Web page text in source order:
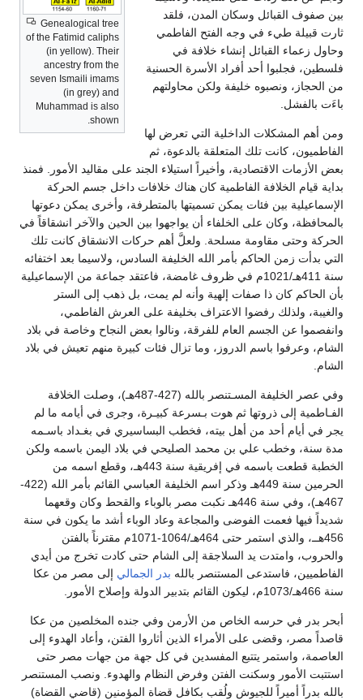
Genealogical tree
of the Fatimid caliphs
(in yellow). Their
ancestry from the
seven Ismaili imams
(in grey) and
Muhammad is also
shown.
بين صفوف القبائل وسكان المدن، فلقد
ثارت قبيلة طيء في وجه الفتح الفاطمي
وحاول زعماء القبائل إنشاء خلافة في
فلسطين، فجلبوا أحد أفراد الأسرة الحسنية
من الحجاز، ونصبوه خليفة ولكن محاولتهم
باءَت بالفشل.
ومن أهم المشكلات الداخلية التي تعرض لها
الفاطميون، كانت تلك المتعلقة بالدعوة، ثم
بعض الأزمات الاقتصادية، وأخيراً استيلاء الجند على مقاليد الأمور. فمنذ
بداية قيام الخلافة الفاطمية كان هناك خلافات داخل جسم الحركة
الإسماعيلية بين فئات يمكن تسميتها بالمتطرفة، وأخرى يمكن دعوتها
بالمحافظة، وكان على الخلفاء أن يواجهوا بين الحين والآخر انشقاقاً في
الحركة وحتى مقاومة مسلحة. ولعلَّ أهم حركات الانشقاق كانت تلك
التي بدأت زمن الحاكم بأمر الله الخليفة السادس، ولاسيما بعد اختفائه
سنة 411هـ/1021م في ظروف غامضة، فاعتقد جماعة من الإسماعيلية
بأن الحاكم كان ذا صفات إلهية وأنه لم يمت، بل ذهب إلى الستر
والغيبة، ولذلك رفضوا الاعتراف بخليفة على العرش الفاطمي،
وانفصموا عن الجسم العام للفرقة، ونالوا بعض النجاح وخاصة في بلاد
الشام، وعرفوا باسم الدروز، وما تزال فئات كبيرة منهم تعيش في بلاد
الشام.
وفي عصر الخليفة المسـتنصر بالله (427-487هـ)، وصلت الخلافة
الفـاطمية إلى ذروتها ثم هوت بـسرعة كبيـرة، وجرى في أيامه ما لم
يجر في أيام أحد من أهل بيته، فخطب البساسيري في بغـداد باسـمه
مدة سنة، وخطب علي بن محمد الصليحي في بلاد اليمن باسمه ولكن
الخطبة قطعت باسمه في إفريقية سنة 443هـ، وقطع اسمه من
الحرمين سنة 449هـ وذكر اسم الخليفة العباسي القائم بأمر الله (422-
467هـ)، وفي سنة 446هـ نكبت مصر بالوباء والقحط وكان وقعهما
شديداً فيها فعمت الفوضى والمجاعة وعاد الوباء أشد ما يكون في سنة
456هــ، والذي استمر حتى 464هـ/1064-1071م مقترناً بالفتن
والحروب، وامتدت يد السلاجقة إلى الشام حتى كادت تخرج من أيدي
الفاطميين، فاستدعى المستنصر بالله بدر الجمالي إلى مصر من عكا
سنة 466هـ/1073م، ليكون القائم بتدبير الدولة وإصلاح الأمور.
أبحر بدر في حرسه الخاص من الأرمن وفي جنده المخلصين من عكا
قاصداً مصر، وقضى على الأمراء الذين أثاروا الفتن، وأعاد الهدوء إلى
العاصمة، واستمر يتتبع المفسدين في كل جهة من جهات مصر حتى
استتبت الأمور وسكنت الفتن وفرض النظام والهدوء. ونصب المستنصر
بالله بدراً أميراً للجيوش ولُقب بكافل قضاة المؤمنين (قاضي القضاة)